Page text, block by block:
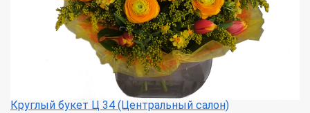
Круглый букет Ц 34 (Центральный салон)